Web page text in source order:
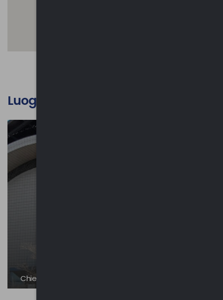
Luoghi d'interesse culturale
Chiesa nuova di Santa Maria Assunta